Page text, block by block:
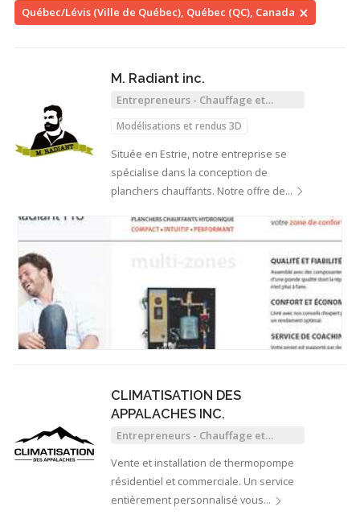
Québec/Lévis (Ville de Québec), Québec (QC), Canada
M. Radiant inc.
Entrepreneurs - Chauffage et
Modélisations et rendus 3D
Située en Estrie, notre entreprise se
spécialise dans la conception de
planchers chauffants. Notre offre de…
CLIMATISATION DES
APPALACHES INC.
Entrepreneurs - Chauffage et
Vente et installation de thermopompe
résidentiel et commerciale. Un service
entièrement personnalisé vous…